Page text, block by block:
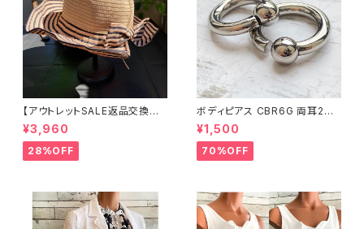
【アウトレットSALE返品交換不
可8/20まで】つば広サマーハッ
ト・通気性・軽量 ワイヤー入りハ
ット ボーダー＆BIGリボン・女優
帽 UV/紫外線対策 レディースハ
¥3,960
28%OFF
ボディピアス CBR6G 両耳2個
セット 1ボール ネジ式 簡単脱着
サージカルステンレス NY直輸
入
¥1,500
70%OFF